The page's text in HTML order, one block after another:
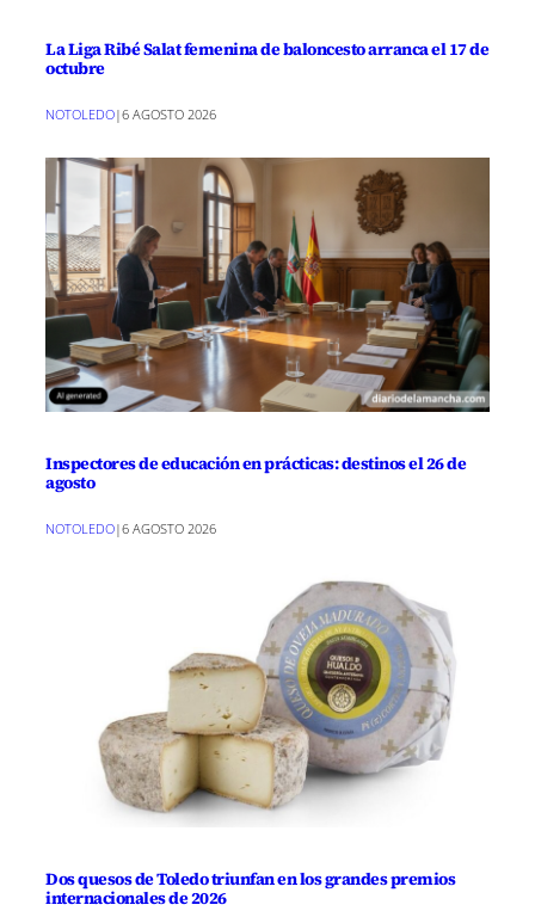
La Liga Ribé Salat femenina de baloncesto arranca el 17 de
octubre
NOTOLEDO|6 AGOSTO 2026
Inspectores de educación en prácticas: destinos el 26 de
agosto
NOTOLEDO|6 AGOSTO 2026
Dos quesos de Toledo triunfan en los grandes premios
internacionales de 2026